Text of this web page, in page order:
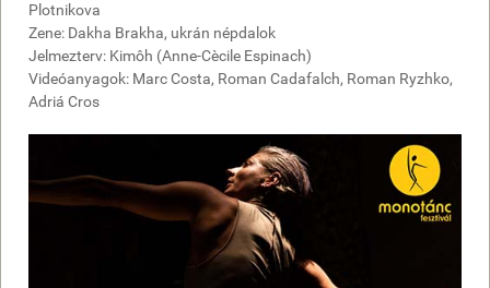
Plotnikova
Zene: Dakha Brakha, ukrán népdalok
Jelmezterv: Kimôh (Anne-Cècile Espinach)
Videóanyagok: Marc Costa, Roman Cadafalch, Roman Ryzhko,
Adriá Cros